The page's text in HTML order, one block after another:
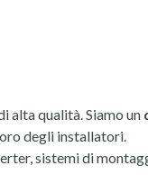
qualità. Siamo un
degli installatori.
sistemi di
personalizzabili in